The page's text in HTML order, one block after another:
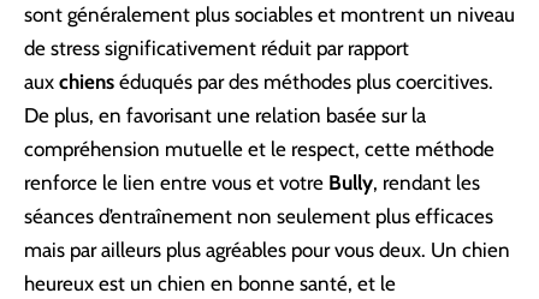
sont généralement plus sociables et montrent un niveau
de stress significativement réduit par rapport
aux chiens éduqués par des méthodes plus coercitives.
De plus, en favorisant une relation basée sur la
compréhension mutuelle et le respect, cette méthode
renforce le lien entre vous et votre Bully, rendant les
séances d’entraînement non seulement plus efficaces
mais par ailleurs plus agréables pour vous deux. Un chien
heureux est un chien en bonne santé, et le